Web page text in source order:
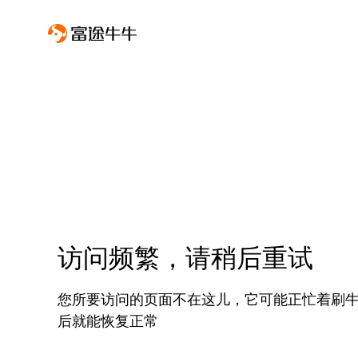
访问频繁，请稍后重试
您所要访问的页面不在这儿，它可能正忙着刷
后就能恢复正常